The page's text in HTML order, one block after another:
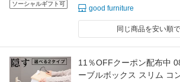
ソーシャルギフト可
good furniture
同じ商品を安い順
11％OFFクーポン配布中
ーブルボックス スリム コ